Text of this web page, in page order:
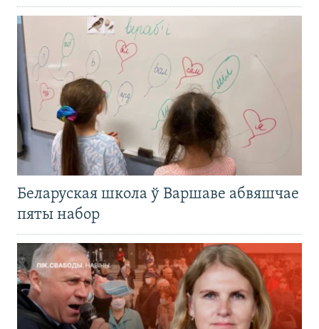
Беларуская школа ў Варшаве абвяшчае
пяты набор